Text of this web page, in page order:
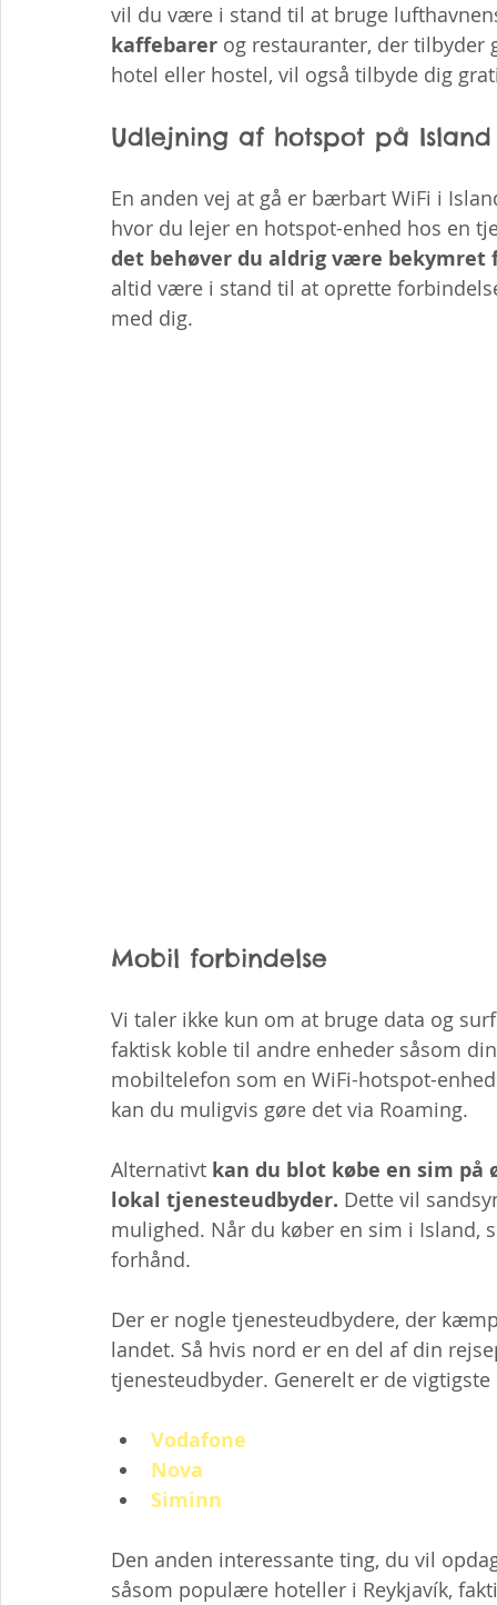
vil du være i stand til at bruge
kaffebarer og restauranter, der
hotel eller hostel, vil også tilbyde dig
Udlejning af hotspot på Island
En anden vej at gå er bærbart WiFi i
hvor du lejer en hotspot-enhed hos en
det behøver du aldrig være bekymret
altid være i stand til at oprette
med dig.
Mobil forbindelse
Vi taler ikke kun om at bruge data og
faktisk koble til andre enheder såsom
mobiltelefon som en WiFi-hotspot-
kan du muligvis gøre det via Roaming.
Alternativt kan du blot købe en sim
lokal tjenesteudbyder. Dette vil
mulighed. Når du køber en sim i Island,
forhånd.
Der er nogle tjenesteudbydere, der
landet. Så hvis nord er en del af din
tjenesteudbyder. Generelt er de
Vodafone
Nova
Siminn
Den anden interessante ting, du vil
såsom populære hoteller i Reykjavík,